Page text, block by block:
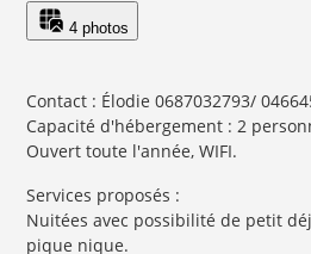
4 photos
Contact : Élodie 0687032793/
Capacité d'hébergement : 2
Ouvert toute l'année, WIFI.
Services proposés :
Nuitées avec possibilité de petit
pique nique.